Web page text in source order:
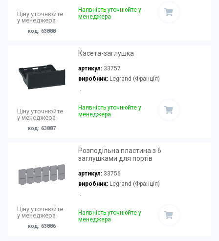
Ціну уточнюйте
у менеджера
код: 63888
Наявність уточнюйте у
менеджера
Ціну уточнюйте
у менеджера
код: 63887
Касета-заглушка
артикул: 33757
виробник:Legrand (Франція)
Наявність уточнюйте у
менеджера
Ціну уточнюйте
у менеджера
код: 63886
Розподільна пластина з 6
заглушками для портів
артикул: 33756
виробник:Legrand (Франція)
..
Наявність уточнюйте у
менеджера